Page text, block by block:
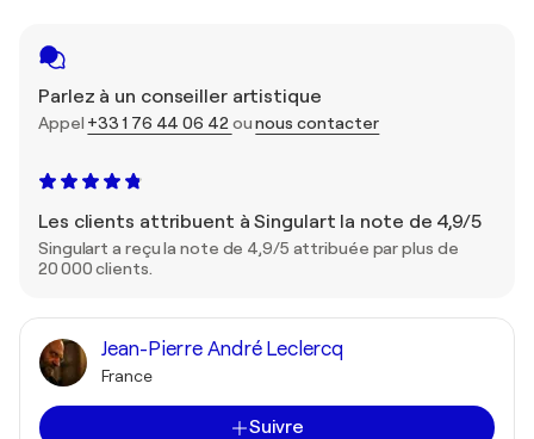
Parlez à un conseiller artistique
Appel +33 1 76 44 06 42 ounous contacter
Les clients attribuent à Singulart la note de 4,9/5
Singulart a reçu la note de 4,9/5 attribuée par plus de
20 000 clients.
Jean-Pierre André Leclercq
France
Suivre